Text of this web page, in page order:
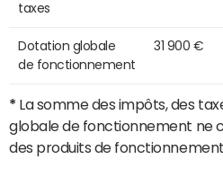
taxes
Dotation globale
de fonctionnement
31 900 €
* La somme des impôts, des
globale de fonctionnement ne
des produits de fonctionnement.